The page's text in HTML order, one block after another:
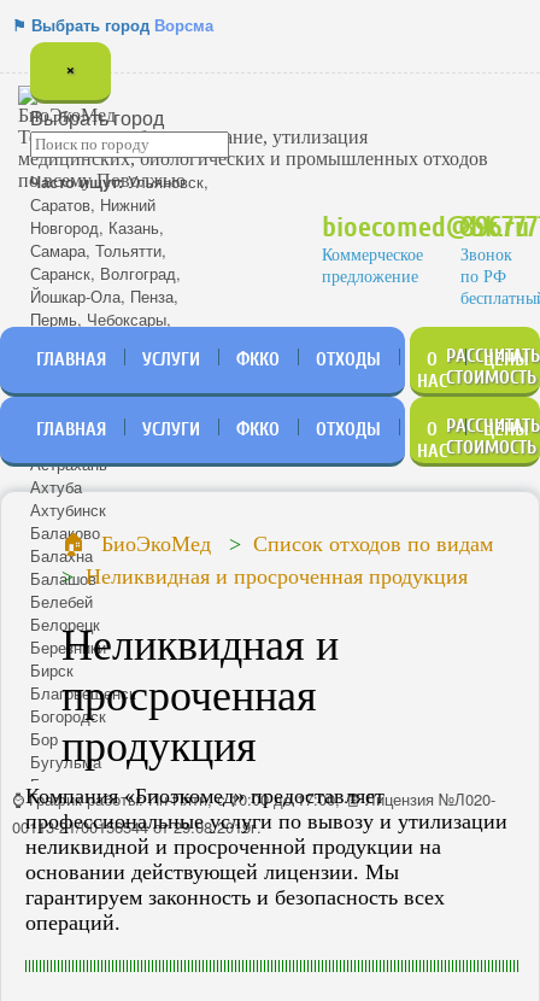
⚑ Выбрать город Ворсма
×
Выбрать город
Часто ищут: Ульяновск,
Саратов, Нижний
Новгород, Казань,
Самара, Тольятти,
Саранск, Волгоград,
Йошкар-Ола, Пенза,
Пермь, Чебоксары,
Азнакаево
Алатырь
Альметьевск
Арзамас
Астрахань
Ахтуба
Ахтубинск
Балаково
Балахна
Балашов
Белебей
Белорецк
Березники
Бирск
Благовещенск
Богородск
Бор
Бугульма
Бугуруслан
Бузулук
Васильсурск
Волгоград
Волжск
Волжский
Ворсма
Вятские Поляны
⌚ График работы:Пн-Пятн, с 10:00 до 17:00, 🧾 Лицензия №Л020-
00113-21/00156544 от 29.08.2019г.
Термическое обезвреживание, утилизация
медицинских, биологических и промышленных отходов
по всему Поволжью
bioecomed@bk.ru
Коммерческое
предложение
Звонок
по РФ
ГЛАВНАЯ УСЛУГИ ФККО ОТХОДЫ
О
НАС
ЦЕНЫ
РАССЧИТАТЬ
СТОИМОСТЬ
ГЛАВНАЯ УСЛУГИ ФККО ОТХОДЫ
О
НАС
ЦЕНЫ
РАССЧИТАТЬ
СТОИМОСТЬ
БиоЭкоМед
Список отходов по видам
Неликвидная и просроченная продукция
Неликвидная и
просроченная
продукция
Компания «Биоэкомед» предоставляет
профессиональные услуги по вывозу и утилизации
неликвидной и просроченной продукции на
основании действующей лицензии. Мы
гарантируем законность и безопасность всех
операций.